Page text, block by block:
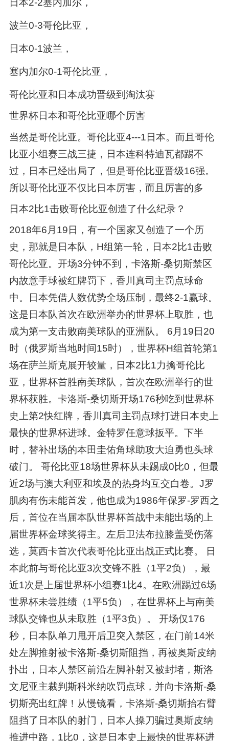
日本2-2塞内加尔，
波兰0-3哥伦比亚，
日本0-1波兰，
塞内加尔0-1哥伦比亚，
哥伦比亚和日本成功晋级到淘汰赛
世界杯日本和哥伦比亚哪个厉害
当然是哥伦比亚。哥伦比亚4---1日本。而且哥伦
比亚小组赛三战三捷，日本连科特迪瓦都踢不
过，日本已经出局了，但是哥伦比亚晋级16强。
所以哥伦比亚不仅比日本厉害，而且厉害的多
日本2比1击败哥伦比亚创造了什么纪录？
2018年6月19日，有一个国家又创造了一个历
史，那就是日本队，H组第一轮，日本2比1击败
哥伦比亚。开场3分钟不到，卡洛斯-桑切斯禁区
内故意手球被红牌罚下，香川真司主罚点球命
中。日本凭借人数优势全场压制，最终2-1赢球。
这是日本队首次在欧洲举办的世界杯上取胜，也
成为第一支击败南美球队的亚洲队。 6月19日20
时（俄罗斯当地时间15时），世界杯H组首轮第1
场在萨兰斯克展开较量，日本2比1力擒哥伦比
亚，世界杯首胜南美球队，首次在欧洲举行的世
界杯获胜。卡洛斯-桑切斯开场176秒吃到世界杯
史上第2快红牌，香川真司主罚点球打进日本史上
最快的世界杯进球。金特罗任意球扳平。下半
时，替补出场的本田圭佑角球助攻大迫勇也头球
破门。 哥伦比亚18场世界杯从未踢成0比0，但最
近2场与澳大利亚和埃及的热身均互交白卷。J罗
肌肉有伤未能首发，他也成为1986年保罗-罗西之
后，首位在当届本队世界杯首战中未能出场的上
届世界杯金球奖得主。左后卫法布拉膝盖受伤落
选，莫西卡首次代表哥伦比亚出战正式比赛。 日
本此前与哥伦比亚3次交锋不胜（1平2负），最
近1次是上届世界杯小组赛1比4。在欧洲踢过6场
世界杯未尝胜绩（1平5负），在世界杯上与南美
球队交锋也从未取胜（1平3负）。 开场仅176
秒，日本队单刀甩开后卫突入禁区，在门前14米
处左脚推射被卡洛斯-桑切斯阻挡，再被奥斯皮纳
扑出，日本人禁区前沿左脚补射又被封堵，斯洛
文尼亚主裁判斯科米纳吹罚点球，并向卡洛斯-桑
切斯亮出红牌！从慢镜看，卡洛斯-桑切斯抬右臂
阻挡了日本队的射门，日本人操刀骗过奥斯皮纳
推进中路，1比0，这是日本史上最快的世界杯进